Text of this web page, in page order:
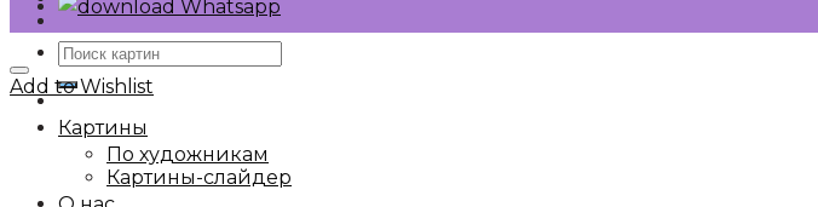
Whatsapp
Искать:
Картины
По художникам
Картины-слайдер
Add to Wishlist